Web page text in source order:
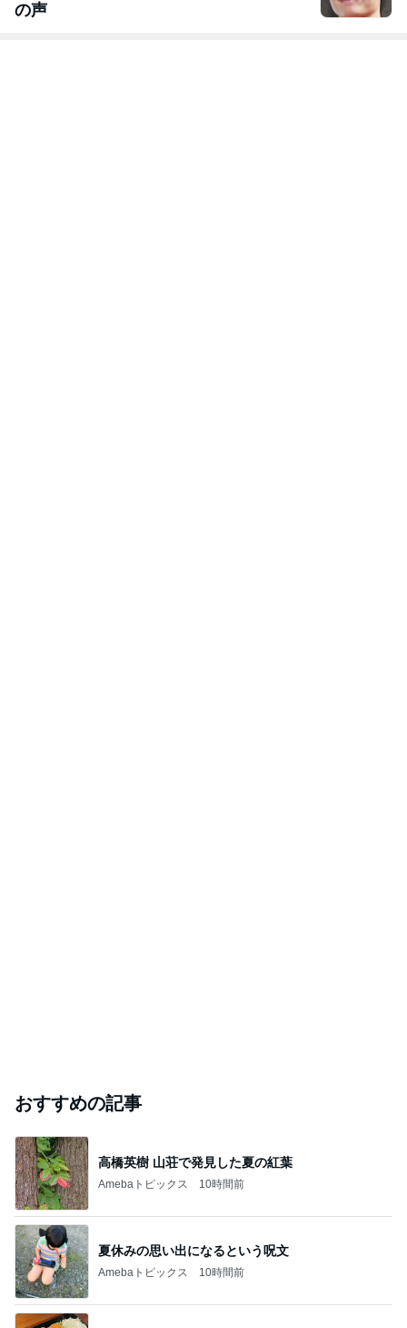
の声
おすすめの記事
高橋英樹 山荘で発見した夏の紅葉
Amebaトピックス 10時間前
夏休みの思い出になるという呪文
Amebaトピックス 10時間前